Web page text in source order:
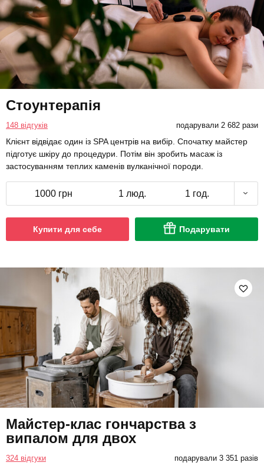
Стоунтерапія
148 відгуків подарували 2 682 рази
Клієнт відвідає один із SPA центрів на вибір. Спочатку майстер
підготує шкіру до процедури. Потім він зробить масаж із
застосуванням теплих каменів вулканічної породи.
1000 грн 1 люд. 1 год.
Купити для себе Подарувати
Майстер-клас гончарства з
випалом для двох
324 відгуки подарували 3 351 разів